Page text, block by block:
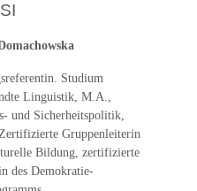
Studium
Linguistik, M.A.,
und Sicherheitspolitik,
Gruppenleiterin
Bildung, zertifizierte
des Demokratie-